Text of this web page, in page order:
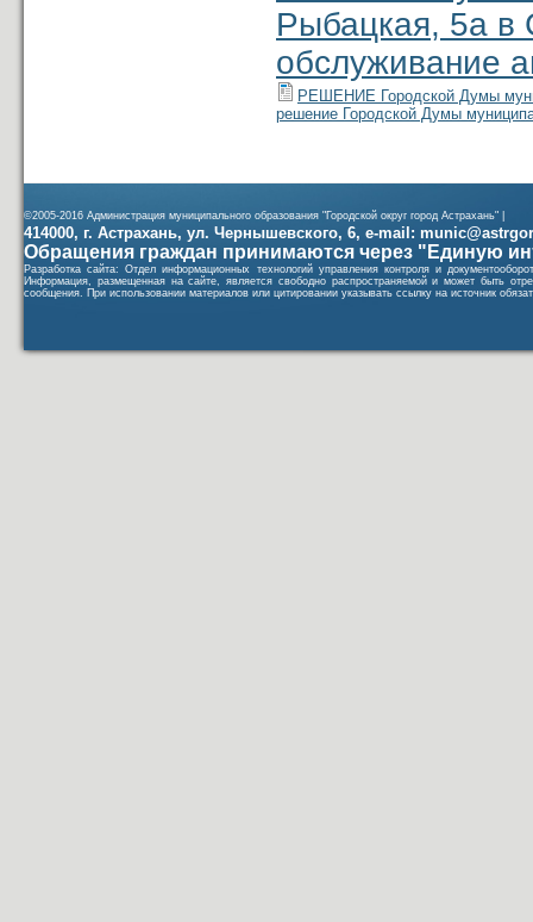
Рыбацкая, 5а в
обслуживание
РЕШЕНИЕ Городской Думы
решение Городской Думы
©2005-2016 Администрация муниципального образования "Городской округ город Астрахань" |
414000, г. Астрахань, ул. Чернышевского, 6, e-mail:
Обращения граждан принимаются через "Единую
Разработка сайта: Отдел информационных технологий управления контроля и
Информация, размещенная на сайте, является свободно распространяемой и может быть
сообщения. При использовании материалов или цитировании указывать ссылку на источник